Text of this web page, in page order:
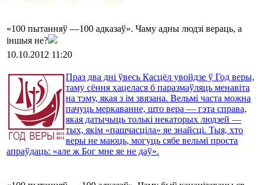
«100 пытанняў —100 адказаў». Чаму адны людзі вераць, а
іншыя не?
10.10.2012 11:20
Праз два дні ўвесь Касцёл увойдзе ў Год веры,
таму сёння хацелася б паразмаўляць менавіта
на тэму, якая з ім звязана. Вельмі часта можна
пачуць меркаванне, што вера — гэта справа,
якая датычыць толькі некаторых людзей —
тых, якім «пашчасціла» яе знайсці. Тыя, хто
веры не маюць, могуць сябе вельмі проста
апраўдаць: «але ж Бог мне яе не даў».